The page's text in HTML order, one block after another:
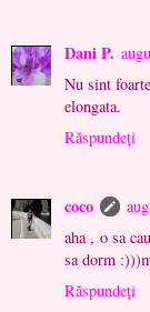
Dani P.
Nu sint
elongata.
Răspundeți
coco
aha , o sa
sa dorm
Răspundeți